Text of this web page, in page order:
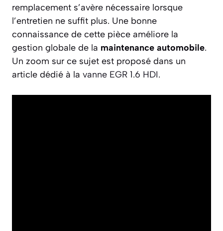
remplacement s’avère nécessaire lorsque
l’entretien ne suffit plus. Une bonne
connaissance de cette pièce améliore la
gestion globale de la maintenance automobile.
Un zoom sur ce sujet est proposé dans un
article dédié à la vanne EGR 1.6 HDI.